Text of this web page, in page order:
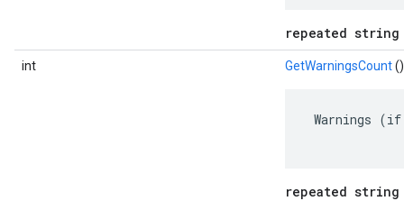
repeated string
int GetWarningsCount()
Warnings
repeated string